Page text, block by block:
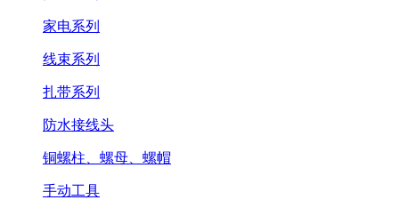
家电系列
线束系列
扎带系列
防水接线头
铜螺柱、螺母、螺帽
手动工具